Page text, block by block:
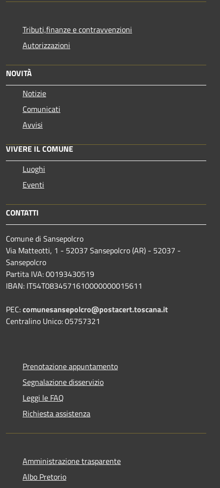
Tributi,finanze e contravvenzioni
Autorizzazioni
NOVITÀ
Notizie
Comunicati
Avvisi
VIVERE IL COMUNE
Luoghi
Eventi
CONTATTI
Comune di Sansepolcro
Via Matteotti, 1 - 52037 Sansepolcro (AR) - 52037 -
Sansepolcro
Partita IVA: 00193430519
IBAN: IT54T0834571610000000015611
PEC:comunesansepolcro@postacert.toscana.it
Centralino Unico: 05757321
Prenotazione appuntamento
Segnalazione disservizio
Leggi le FAQ
Richiesta assistenza
Amministrazione trasparente
Albo Pretorio